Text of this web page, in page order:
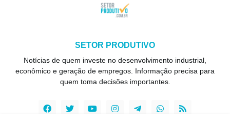
SETOR PRODUTIVO
Notícias de quem investe no desenvolvimento industrial,
econômico e geração de empregos. Informação precisa para
quem toma decisões importantes.